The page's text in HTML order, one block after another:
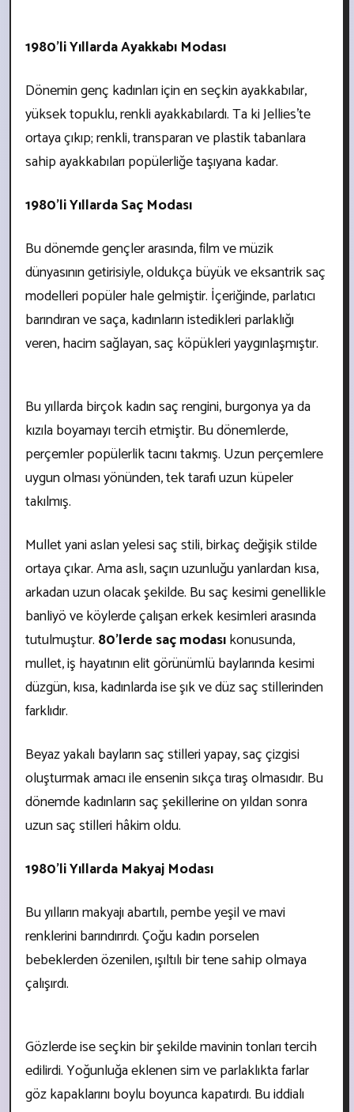
1980'li Yıllarda Ayakkabı Modası
Dönemin genç kadınları için en seçkin ayakkabılar,
yüksek topuklu, renkli ayakkabılardı. Ta ki Jellies’te
ortaya çıkıp; renkli, transparan ve plastik tabanlara
sahip ayakkabıları popülerliğe taşıyana kadar.
1980'li Yıllarda Saç Modası
Bu dönemde gençler arasında, film ve müzik
dünyasının getirisiyle, oldukça büyük ve eksantrik saç
modelleri popüler hale gelmiştir. İçeriğinde, parlatıcı
barındıran ve saça, kadınların istedikleri parlaklığı
veren, hacim sağlayan, saç köpükleri yaygınlaşmıştır.
Bu yıllarda birçok kadın saç rengini, burgonya ya da
kızıla boyamayı tercih etmiştir. Bu dönemlerde,
perçemler popülerlik tacını takmış. Uzun perçemlere
uygun olması yönünden, tek tarafı uzun küpeler
takılmış.
Mullet yani aslan yelesi saç stili, birkaç değişik stilde
ortaya çıkar. Ama aslı, saçın uzunluğu yanlardan kısa,
arkadan uzun olacak şekilde. Bu saç kesimi genellikle
banliyö ve köylerde çalışan erkek kesimleri arasında
tutulmuştur. 80’lerde saç modasıkonusunda,
mullet, iş hayatının elit görünümlü baylarında kesimi
düzgün, kısa, kadınlarda ise şık ve düz saç stillerinden
farklıdır.
Beyaz yakalı bayların saç stilleri yapay, saç çizgisi
oluşturmak amacı ile ensenin sıkça tıraş olmasıdır. Bu
dönemde kadınların saç şekillerine on yıldan sonra
uzun saç stilleri hâkim oldu.
1980'li Yıllarda Makyaj Modası
Bu yılların makyajı abartılı, pembe yeşil ve mavi
renklerini barındırırdı. Çoğu kadın porselen
bebeklerden özenilen, ışıltılı bir tene sahip olmaya
çalışırdı.
Gözlerde ise seçkin bir şekilde mavinin tonları tercih
edilirdi. Yoğunluğa eklenen sim ve parlaklıkta farlar
göz kapaklarını boylu boyunca kapatırdı. Bu iddialı